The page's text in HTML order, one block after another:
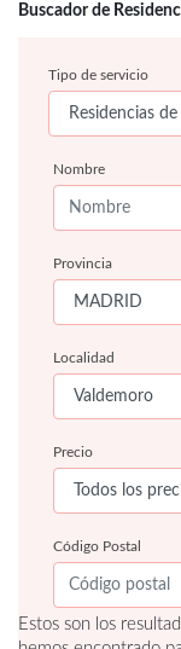
Buscador de
Tipo de servicio
Nombre
Provincia
Localidad
Precio
Código Postal
Estos son los